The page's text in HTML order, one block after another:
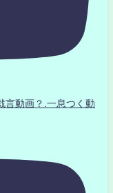
動画？.一息つく動